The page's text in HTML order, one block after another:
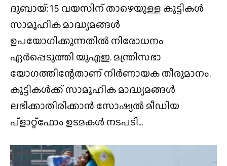
ദുബായ്: 15 വയസിന് താഴെയുള്ള കുട്ടികൾ
സാമൂഹിക മാദ്ധ്യമങ്ങൾ
ഉപയോഗിക്കുന്നതിൽ നിരോധനം
ഏർപ്പെടുത്തി യുഎഇ. മന്ത്രിസഭാ
യോഗത്തിന്റേതാണ് നിർണായക തീരുമാനം.
കുട്ടികൾക്ക് സാമൂഹിക മാദ്ധ്യമങ്ങൾ
ലഭിക്കാതിരിക്കാൻ സോഷ്യൽ മീഡിയ
പ്‌ളാറ്റ്‌ഫോം ഉടമകൾ നടപടി...